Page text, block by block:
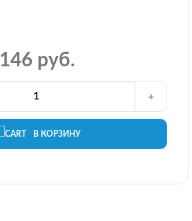
146 руб.
В КОРЗИНУ
+